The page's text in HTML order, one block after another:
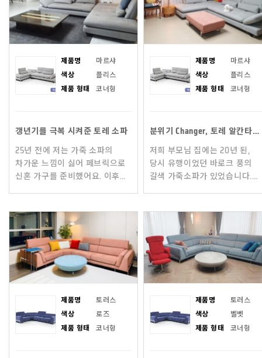
제품명
마르샤
색상
플리스
제품 형태
코너형
갱년기를 극복 시켜준 토레 소파
25년 전에 저는 가죽 소파의
차가운 느낌이 싫어 페브릭으로
신혼 가구를 준비했어요. 이후에
값에 팔아야만 했던 결
제품명
마르샤
색상
플리스
제품 형태
코너형
분위기 Changer, 토레 알칸타라소파
저희 부모님 집에는 20년 된,
당시 유행이었던 바로크 풍의
갈색 가죽소파가 있었습니다.
일조하고 있었습니다.
제품명
토러스
색상
로즈
제품 형태
코너형
제품명
토러스
색상
벨벳
제품 형태
코너형